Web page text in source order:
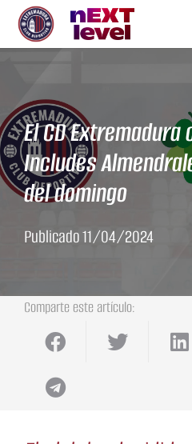
El CD
Includes
del domingo
Publicado11/04/2024
Comparte este artículo: